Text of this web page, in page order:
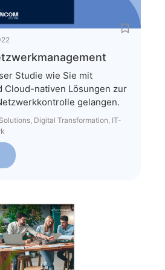
Studie wie Sie mit
Cloud-nativen Lösungen zur
gelangen.
Digital Transformation IT-